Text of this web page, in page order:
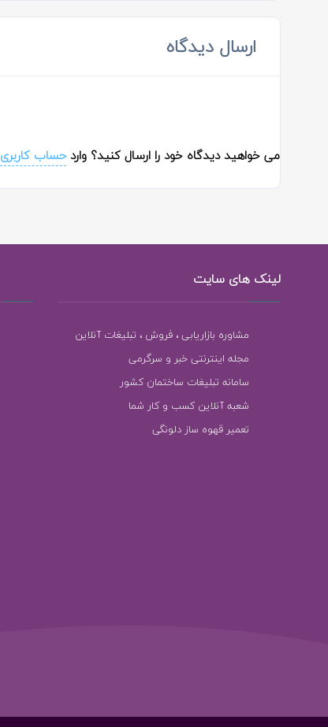
ارسال دیدگاه
می خواهید دیدگاه خود را ارسال کنید؟ واردحساب کاربری
لینک های سایت
مشاوره بازاریابی ، فروش ، تبلیغات آنلاین
مجله اینترنتی خبر و سرگرمی
سامانه تبلیغات ساختمان کشور
شعبه آنلاین کسب و کار شما
تعمیر قهوه ساز دلونگی